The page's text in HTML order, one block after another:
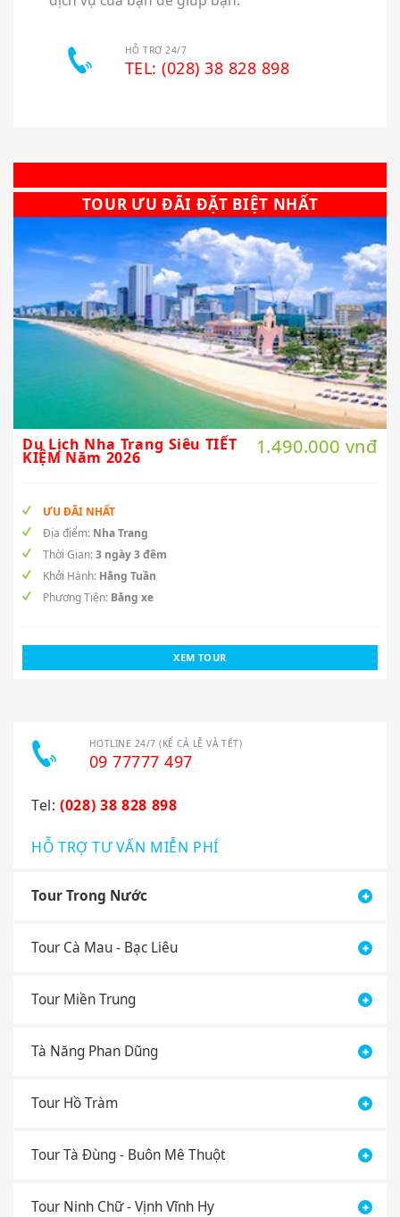
HỖ TRỢ 24/7
TEL: (028) 38 828 898
TOUR ƯU ĐÃI ĐẶT BIỆT NHẤT
1.490.000 vnđ
Du Lịch Nha Trang Siêu TIẾT
KIỆM Năm 2026
ƯU ĐÃI NHẤT
Địa điểm: Nha Trang
Thời Gian:3 ngày 3 đêm
Khởi Hành: Hằng Tuần
Phương Tiện: Bằng xe
XEM TOUR
HOTLINE 24/7 (KỂ CẢ LỄ VÀ TẾT)
09 77777 497
Tel: (028) 38 828 898
HỖ TRỢ TƯ VẤN MIỄN PHÍ
Tour Trong Nước
Tour Cà Mau - Bạc Liêu
Tour Miền Trung
Tà Năng Phan Dũng
Tour Hồ Tràm
Tour Tà Đùng - Buôn Mê Thuột
Tour Ninh Chữ - Vịnh Vĩnh Hy